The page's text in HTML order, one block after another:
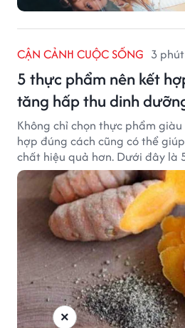
CẬN CẢNH CUỘC SỐNG 3
5 thực phẩm nên kết
tăng hấp thu dinh
Không chỉ chọn thực phẩm
hợp đúng cách cũng có thể
chất hiệu quả hơn. Dưới đây là
ăn cùng nhau để tối ưu giá trị
×